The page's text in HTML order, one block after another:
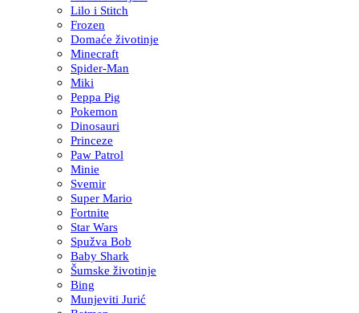
Lilo i Stitch
Frozen
Domaće životinje
Minecraft
Spider-Man
Miki
Peppa Pig
Pokemon
Dinosauri
Princeze
Paw Patrol
Minie
Svemir
Super Mario
Fortnite
Star Wars
Spužva Bob
Baby Shark
Šumske životinje
Bing
Munjeviti Jurić